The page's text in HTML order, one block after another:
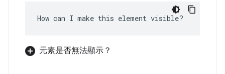
How can I make this element visible?
元素是否無法顯示？